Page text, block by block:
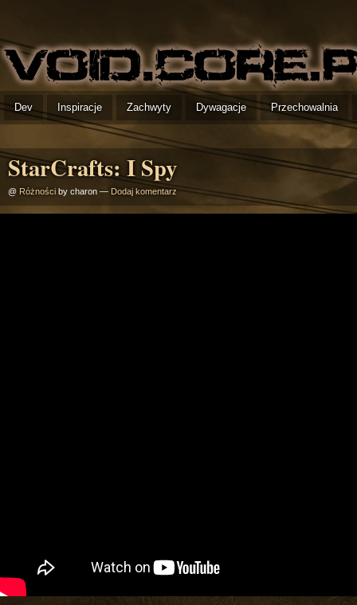
Dev Inspiracje Zachwyty Dywagacje Przechowalnia
StarCrafts: I Spy
@ Różności by charon — Dodaj komentarz